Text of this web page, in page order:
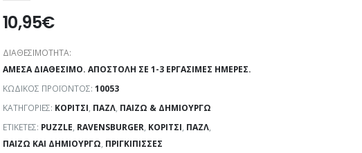
10,95€
ΔΙΑΘΕΣΙΜΌΤΗΤΑ:
ΆΜΕΣΑ ΔΙΑΘΈΣΙΜΟ. ΑΠΟΣΤΟΛΉ ΣΕ 1-3 ΕΡΓΆΣΙΜΕΣ ΗΜΈΡΕΣ.
ΚΩΔΙΚΌΣ ΠΡΟΪΌΝΤΟΣ: 10053
ΚΑΤΗΓΟΡΊΕΣ: ΚΟΡΊΤΣΙ, ΠΑΖΛ, ΠΑΊΖΩ & ΔΗΜΙΟΥΡΓΏ
ΕΤΙΚΈΤΕΣ: PUZZLE, RAVENSBURGER, ΚΟΡΊΤΣΙ, ΠΑΖΛ,
ΠΑΊΖΩ ΚΑΙ ΔΗΜΙΟΥΡΓΏ, ΠΡΙΓΚΊΠΙΣΣΕΣ